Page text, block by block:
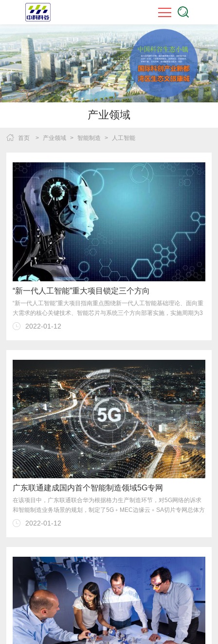
产业领域
首页 > 产业领域 > 智能制造 > 人工智能
“新一代人工智能”重大项目锁定三个方向
续发展与深度应用提供强大科学储备。
2022-01-12
广东联通建成国内首个智能制造领域5G专网
建网成本和后期维护成本，实现了降本增效。
2022-01-12